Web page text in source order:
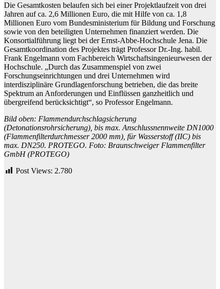
Die Gesamtkosten belaufen sich bei einer Projektlaufzeit von drei
Jahren auf ca. 2,6 Millionen Euro, die mit Hilfe von ca. 1,8
Millionen Euro vom Bundesministerium für Bildung und Forschung
sowie von den beteiligten Unternehmen finanziert werden. Die
Konsortialführung liegt bei der Ernst-Abbe-Hochschule Jena. Die
Gesamtkoordination des Projektes trägt Professor Dr.-Ing. habil.
Frank Engelmann vom Fachbereich Wirtschaftsingenieurwesen der
Hochschule. „Durch das Zusammenspiel von zwei
Forschungseinrichtungen und drei Unternehmen wird
interdisziplinäre Grundlagenforschung betrieben, die das breite
Spektrum an Anforderungen und Einflüssen ganzheitlich und
übergreifend berücksichtigt“, so Professor Engelmann.
Bild oben: Flammendurchschlagsicherung
(Detonationsrohrsicherung), bis max. Anschlussnennweite DN1000
(Flammenfilterdurchmesser 2000 mm), für Wasserstoff (IIC) bis
max. DN250. PROTEGO. Foto: Braunschweiger Flammenfilter
GmbH (PROTEGO)
Post Views: 2.780